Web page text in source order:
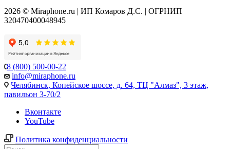
2026 © Miraphone.ru | ИП Комаров Д.С. | ОГРНИП
320470400048945
8 (800) 500-00-22
info@miraphone.ru
Челябинск, Копейское шоссе, д. 64, ТЦ "Алмаз", 3 этаж,
павильон 3-70/2
Вконтакте
YouTube
Политика конфиденциальности